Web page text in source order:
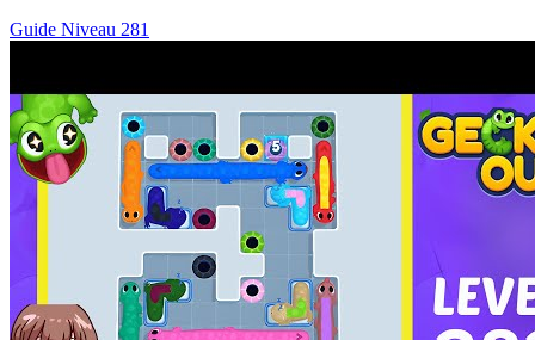
Guide Niveau 281